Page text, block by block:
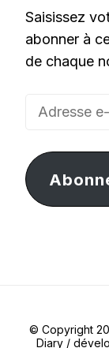
Saisissez
abonner à
de chaque
Adresse
mail
© Copyright
Diary /